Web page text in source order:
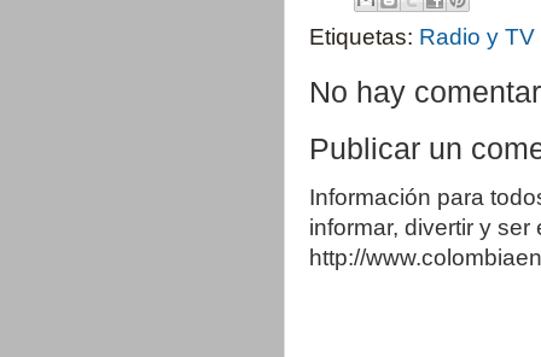
Etiquetas: Radio y TV
No hay
Publicar un
Información para
informar, divertir y
http://